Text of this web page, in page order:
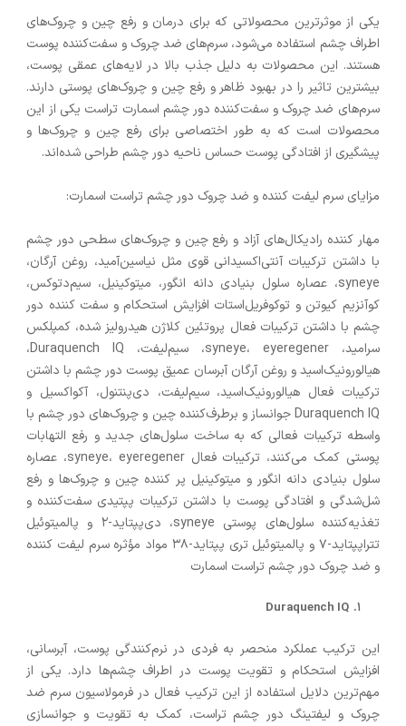
یکی از موثرترین محصولاتی که برای درمان و رفع چین و چروک‌های
اطراف چشم استفاده می‌شود، سرم‌های ضد چروک و سفت‌کننده پوست
هستند. این محصولات به دلیل جذب بالا در لایه‌های عمقی پوست،
بیشترین تاثیر را در بهبود ظاهر و رفع چین و چروک‌های پوستی دارند.
سرم‌های ضد چروک و سفت‌کننده دور چشم اسمارت تراست یکی از این
محصولات است که به طور اختصاصی برای رفع چین و چروک‌ها و
پیشگیری از افتادگی پوست حساس ناحیه دور چشم طراحی شده‌اند.
مزایای سرم لیفت کننده و ضد چروک دور چشم تراست اسمارت:
مهار کننده رادیکال‌های آزاد و رفع چین و چروک‌های سطحی دور چشم
با داشتن ترکیبات آنتی‌اکسیدانی قوی مثل نیاسین‌آمید، روغن آرگان،
syneye، عصاره سلول بنیادی دانه انگور، میتوکینیل، سیم‌دتوکس،
کوآنزیم کیوتن و توکوفریل‌استات افزایش استحکام و سفت کننده دور
چشم با داشتن ترکیبات فعال پروتئین کلاژن هیدرولیز شده، کمپلکس
سرامید، syneye، eyeregener، سیم‌لیفت، Duraquench IQ،
هیالورونیک‌اسید و روغن آرگان آبرسان عمیق پوست دور چشم با داشتن
ترکیبات فعال هیالورونیک‌اسید، سیم‌لیفت، دی‌پنتنول، آکواکسیل و
Duraquench IQ جوانساز و برطرف‌کننده چین و چروک‌های دور چشم با
واسطه ترکیبات فعالی که به ساخت سلول‌های جدید و رفع التهابات
پوستی کمک می‌کنند، ترکیبات فعال syneye، eyeregener، عصاره
سلول بنیادی دانه انگور و میتوکینیل پر کننده چین و چروک‌ها و رفع
شل‌شدگی و افتادگی پوست با داشتن ترکیبات پپتیدی سفت‌کننده و
تغذیه‌کننده سلول‌های پوستی syneye، دی‌پپتاید-۲ و پالمیتوئیل
تتراپپتاید-۷ و پالمیتوئیل تری پپتاید-۳۸ مواد مؤثره سرم لیفت کننده
و ضد چروک دور چشم تراست اسمارت
Duraquench IQ
این ترکیب عملکرد منحصر به فردی در نرم‌کنندگی پوست، آبرسانی،
افزایش استحکام و تقویت پوست در اطراف چشم‌ها دارد. یکی از
مهم‌ترین دلایل استفاده از این ترکیب فعال در فرمولاسیون سرم ضد
چروک و لیفتینگ دور چشم تراست، کمک به تقویت و جوانسازی